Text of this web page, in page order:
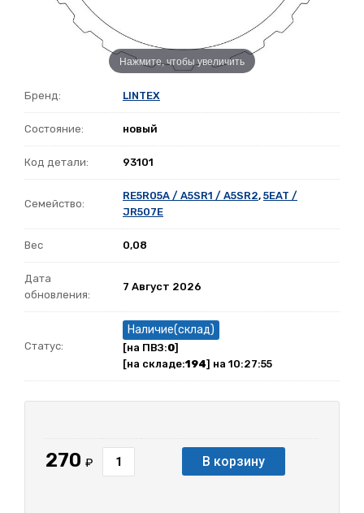
Нажмите, чтобы увеличить
Бренд: LINTEX
Состояние: новый
Код детали: 93101
Семейство:
RE5R05A / A5SR1 / A5SR2, 5EAT /
JR507E
Вес 0,08
Дата
обновления:
7 Август 2026
Статус:
Наличие(склад)
[на ПВЗ:0]
[на складе:194] на 10:27:55
270 ₽ В корзину